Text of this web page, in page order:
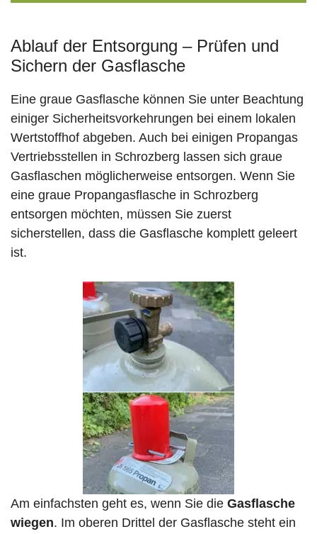
Ablauf der Entsorgung – Prüfen und
Sichern der Gasflasche
Eine graue Gasflasche können Sie unter Beachtung
einiger Sicherheitsvorkehrungen bei einem lokalen
Wertstoffhof abgeben. Auch bei einigen Propangas
Vertriebsstellen in Schrozberg lassen sich graue
Gasflaschen möglicherweise entsorgen. Wenn Sie
eine graue Propangasflasche in Schrozberg
entsorgen möchten, müssen Sie zuerst
sicherstellen, dass die Gasflasche komplett geleert
ist.
Am einfachsten geht es, wenn Sie die Gasflasche
wiegen. Im oberen Drittel der Gasflasche steht ein